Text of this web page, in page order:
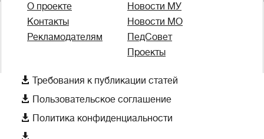
О проекте
Контакты
Рекламодателям
Новости МУ
Новости МО
ПедСовет
Проекты
 Требования к публикации статей
 Пользовательское соглашение
 Политика конфиденциальности
